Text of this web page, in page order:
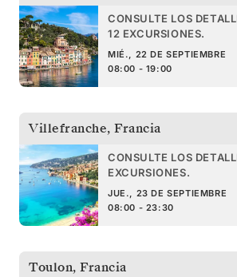
CONSULTE LOS
12 EXCURSIONES.
MIÉ., 22 DE SEPTIEMBRE
08:00 - 19:00
Villefranche, Francia
CONSULTE LOS
EXCURSIONES.
JUE., 23 DE SEPTIEMBRE
08:00 - 23:30
Toulon, Francia